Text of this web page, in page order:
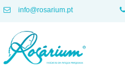
info@rosarium.pt